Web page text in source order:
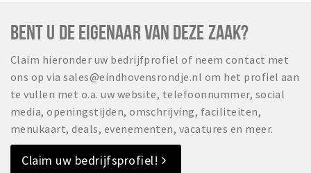
BENT U DE EIGENAAR VAN DEZE ZAAK?
Claim hieronder uw bedrijfprofiel of neem contact met
ons op via sales@eindhovensrondje.nl om het profiel aan
te vullen met o.a. uw website, telefoonnummer, social
media, openingstijden, omschrijving, faciliteiten,
menukaart, deals, evenementen, vacatures en meer.
Claim uw bedrijfsprofiel!